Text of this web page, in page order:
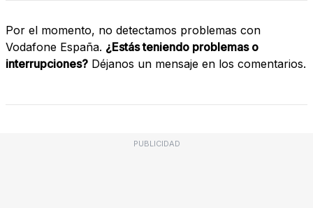
Por el momento, no detectamos problemas con
Vodafone España. ¿Estás teniendo problemas o
interrupciones? Déjanos un mensaje en los comentarios.
PUBLICIDAD